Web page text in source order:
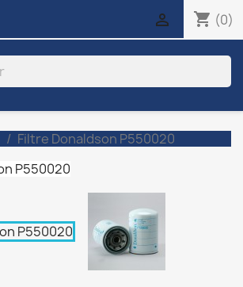
shopping_cart (0)

Filtre Donaldson P550020